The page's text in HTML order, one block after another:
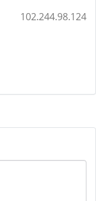
102.244.98.124